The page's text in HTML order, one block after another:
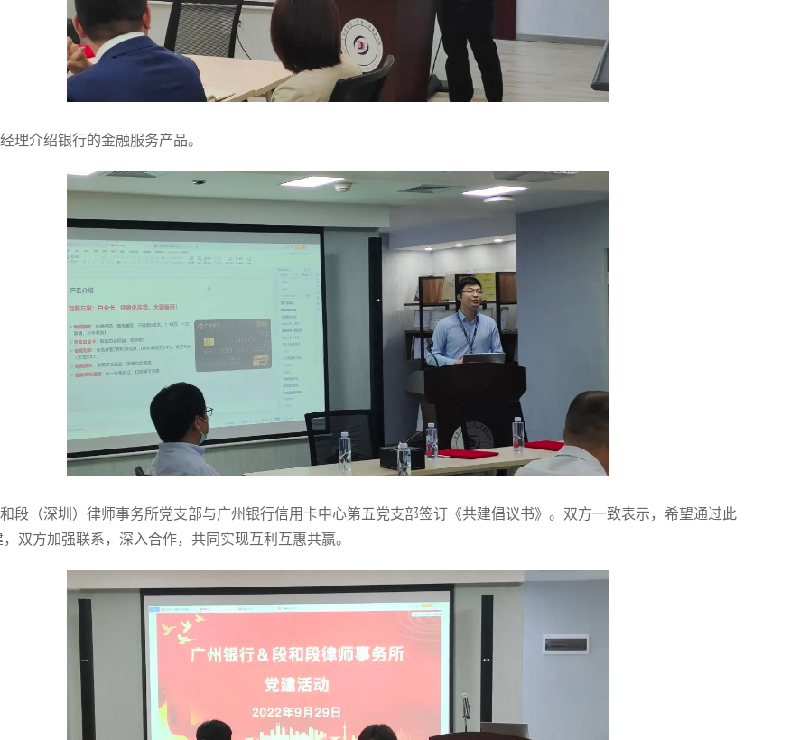
理介绍银行的金融服务产品。
段（深圳）律师事务所党支部与广州银行信用卡中心第五党支部签订《共建倡议书》。双方一致表示，希望通过此
双方加强联系，深入合作，共同实现互利互惠共赢。